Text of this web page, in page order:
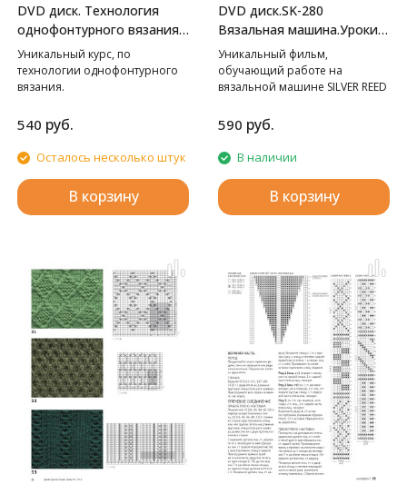
DVD диск. Технология
однофонтурного вязания
на вязальной машине LK-
150. Уроки мастерства.
Уникальный курс, по
технологии однофонтурного
вязания.
540 руб.
Осталось несколько штук
В корзину
DVD диск.SK-280
Вязальная машина.Уроки
мастерства.
Уникальный фильм,
обучающий работе на
вязальной машине SILVER REED
590 руб.
В наличии
В корзину